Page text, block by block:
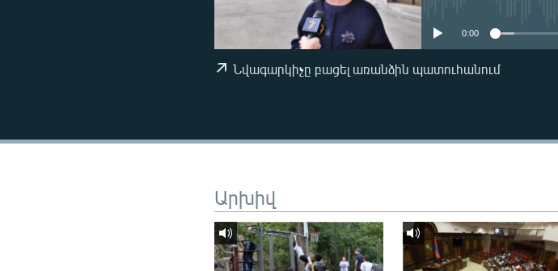
ԿՈՐՈՆԱՎԻՐՈՒՍ
0:00
Նվագարկիչը բացել առանձին պատուհանում
Արխիվ